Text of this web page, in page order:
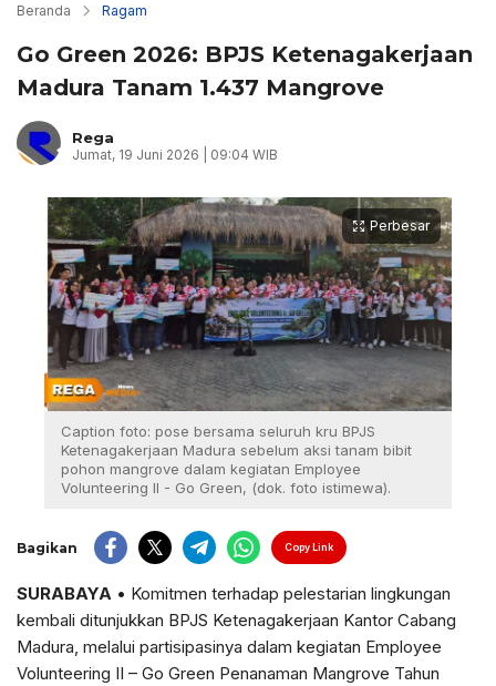
Beranda Ragam
Go Green 2026: BPJS Ketenagakerjaan
Madura Tanam 1.437 Mangrove
Rega
Jumat, 19 Juni 2026 | 09:04 WIB
Perbesar
Caption foto: pose bersama seluruh kru BPJS
Ketenagakerjaan Madura sebelum aksi tanam bibit
pohon mangrove dalam kegiatan Employee
Volunteering II - Go Green, (dok. foto istimewa).
Bagikan Copy Link
SURABAYA • Komitmen terhadap pelestarian lingkungan
kembali ditunjukkan BPJS Ketenagakerjaan Kantor Cabang
Madura, melalui partisipasinya dalam kegiatan Employee
Volunteering II – Go Green Penanaman Mangrove Tahun